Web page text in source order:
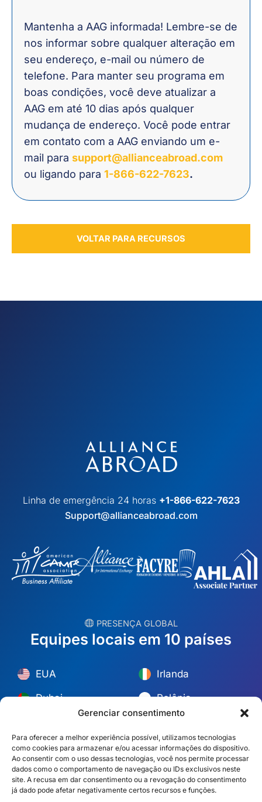
Gerenciar consentimento
Para oferecer a melhor experiência possível, utilizamos tecnologias
como cookies para armazenar e/ou acessar informações do dispositivo.
Ao consentir com o uso dessas tecnologias, você nos permite processar
dados como o comportamento de navegação ou IDs exclusivos neste
site. A recusa em dar consentimento ou a revogação do consentimento
já dado pode afetar negativamente certos recursos e funções.
Mantenha a AAG informada! Lembre-se de
nos informar sobre qualquer alteração em
seu endereço, e-mail ou número de
telefone. Para manter seu programa em
boas condições, você deve atualizar a
AAG em até 10 dias após qualquer
mudança de endereço. Você pode entrar
em contato com a AAG enviando um e-
mail para support@allianceabroad.com
ou ligando para 1-866-622-7623.
VOLTAR PARA RECURSOS
Linha de emergência 24 horas +1-866-622-7623
Support@allianceabroad.com
︎ PRESENÇA GLOBAL
Equipes locais em 10 países
EUA
Dubai
Espanha
Brasil/Mercosul
Irlanda
Polônia
S. África
Portugal
Encontre a equipe mais próxima →